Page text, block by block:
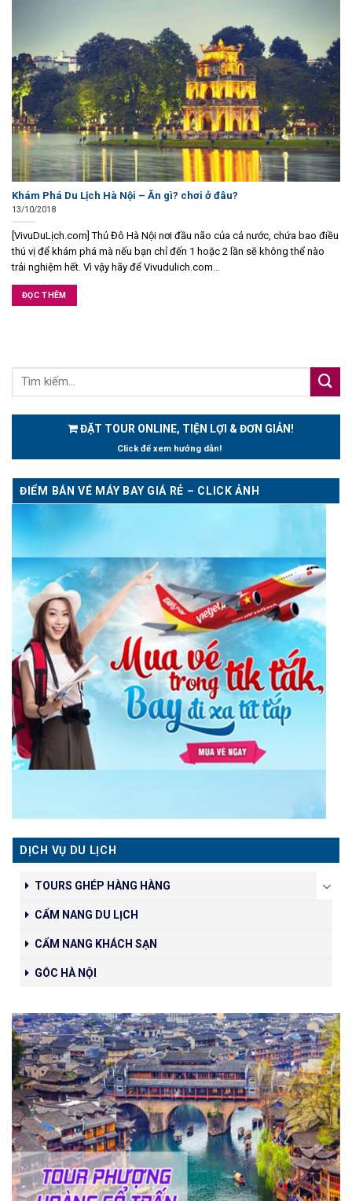
Khám Phá Du Lịch Hà Nội – Ăn gì? chơi ở đâu?
13/10/2018
[VivuDuLịch.com] Thủ Đô Hà Nội nơi đầu não của cả nước, chứa bao điều
thú vị để khám phá mà nếu bạn chỉ đến 1 hoặc 2 lần sẽ không thể nào
trải nghiệm hết. Vì vậy hãy để Vivudulich.com...
ĐỌC THÊM
ĐẶT TOUR ONLINE, TIỆN LỢI & ĐƠN GIẢN!
Click để xem hướng dẫn!
ĐIỂM BÁN VÉ MÁY BAY GIÁ RẺ – CLICK ẢNH
DỊCH VỤ DU LỊCH
TOURS GHÉP HÀNG HÀNG
CẨM NANG DU LỊCH
CẨM NANG KHÁCH SẠN
GÓC HÀ NỘI